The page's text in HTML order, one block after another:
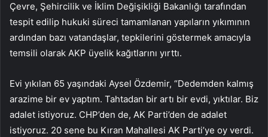
Çevre, Şehircilik ve İklim Değişikliği Bakanlığı tarafından
tespit edilip hukuki süreci tamamlanan yapıların yıkımının
ardından bazı vatandaşlar, tepkilerini göstermek amacıyla
temsili olarak AKP üyelik kağıtlarını yırttı.
Evi yıkılan 65 yaşındaki Aysel Özdemir, “Dedemden kalmış
arazime bir ev yaptım. Tahtadan bir artı bir evdi, yıktılar. Biz
adalet istiyoruz. CHP’den de, AK Parti’den de adalet
istiyoruz. 20 sene bu Kıran Mahallesi AK Parti’ye oy verdi.